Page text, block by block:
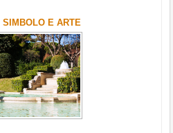
SIMBOLO E ARTE